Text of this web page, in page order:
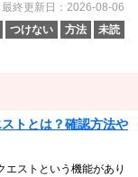
最終更新日：2026-08-06
つけない 方法 未読
トとは？確認方法や
エストという機能があり